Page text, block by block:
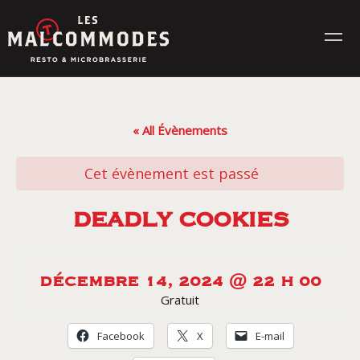
to
content
CONTACT
« All Évènements
Cet évènement est passé
DEADLY COOKIES
DÉCEMBRE 14, 2024 @ 22 H 00
Gratuit
Facebook X E-mail